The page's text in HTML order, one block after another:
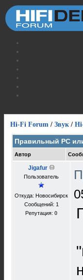
Hi-Fi Forum / Звук /
Правильный PC
Автор
Jigafur
Пользователь
Откуда: Новосибирск
Сообщений: 1
Репутация: 0